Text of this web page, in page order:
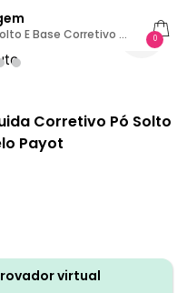
E Base Corretivo (3
0
Corretivo Pó Solto
Payot
virtual